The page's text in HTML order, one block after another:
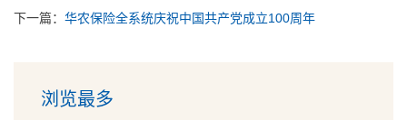
下一篇： 华农保险全系统庆祝中国共产党成立100周年
浏览最多